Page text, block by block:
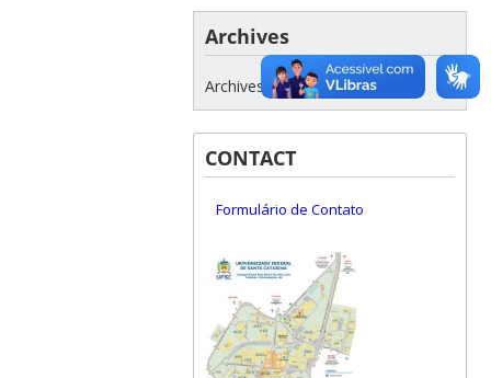
Archives
Archives
CONTACT
Formulário de Contato